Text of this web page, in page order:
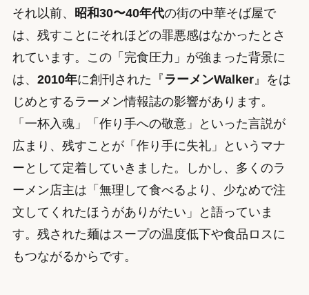
それ以前、 昭和30〜40年代の街の中華そば屋で
は、残すことにそれほどの罪悪感はなかったとさ
れています。この「完食圧力」が強まった背景に
は、 2010年に創刊された『 ラーメンWalker』をは
じめとするラーメン情報誌の影響があります。
「一杯入魂」「作り手への敬意」といった言説が
広まり、残すことが「作り手に失礼」というマナ
ーとして定着していきました。しかし、多くのラ
ーメン店主は「無理して食べるより、少なめで注
文してくれたほうがありがたい」と語っていま
す。残された麺はスープの温度低下や食品ロスに
もつながるからです。